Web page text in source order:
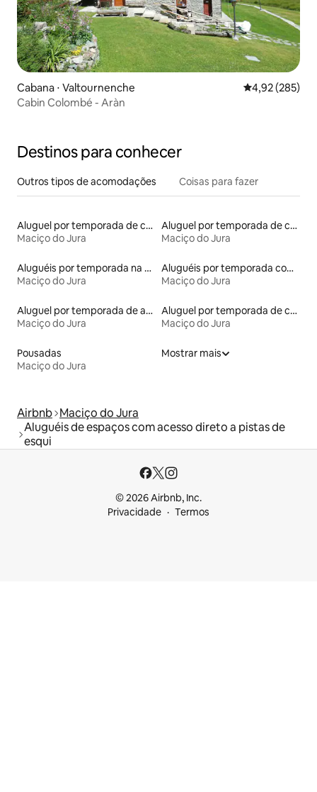
Cabana ⋅ Valtournenche 4,92 de uma
4,92 (285)
Cabin Colombé - Aràn
Destinos para conhecer
Outros tipos de acomodações Coisas para fazer
Aluguel por temporada de casas na terra
Maciço do Jura
Aluguel por temporada de casebres
Maciço do Jura
Aluguéis por temporada na orla
Maciço do Jura
Aluguéis por temporada com cama de altura acessível
Maciço do Jura
Aluguel por temporada de apart-hotéis
Maciço do Jura
Aluguel por temporada de casas-barco
Maciço do Jura
Pousadas
Maciço do Jura
Mostrar mais
Airbnb Maciço do Jura
Aluguéis de espaços com acesso direto a pistas de
esqui
© 2026 Airbnb, Inc.
Privacidade
Termos